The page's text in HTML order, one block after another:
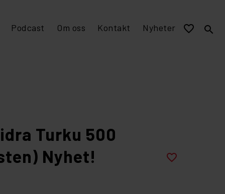
Podcast Om oss Kontakt Nyheter favorite_border search
Turku 500
Nyhet!
favorite_border